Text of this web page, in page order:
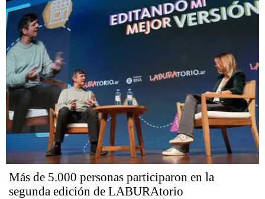
Más de 5.000 personas participaron en la
segunda edición de LABURAtorio